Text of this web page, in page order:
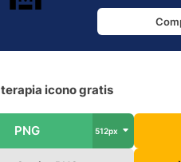
icono gratis
PNG 512px